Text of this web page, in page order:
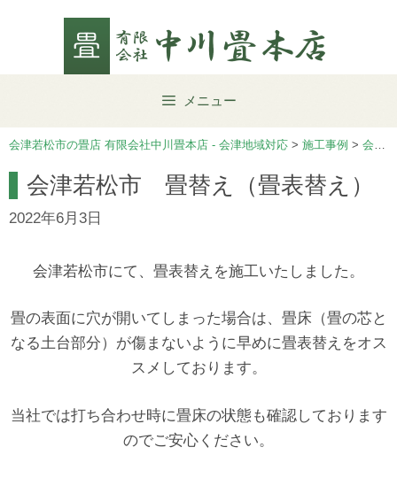
メニュー
会津若松市の畳店 有限会社中川畳本店 - 会津地域対応 > 施工事例 > 会津若松市
会津若松市 畳替え（畳表替え）
2022年6月3日
会津若松市にて、畳表替えを施工いたしました。
畳の表面に穴が開いてしまった場合は、畳床（畳の芯と
なる土台部分）が傷まないように早めに畳表替えをオス
スメしております。
当社では打ち合わせ時に畳床の状態も確認しております
のでご安心ください。